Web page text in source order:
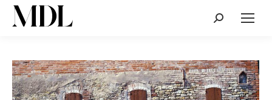
Cerca: